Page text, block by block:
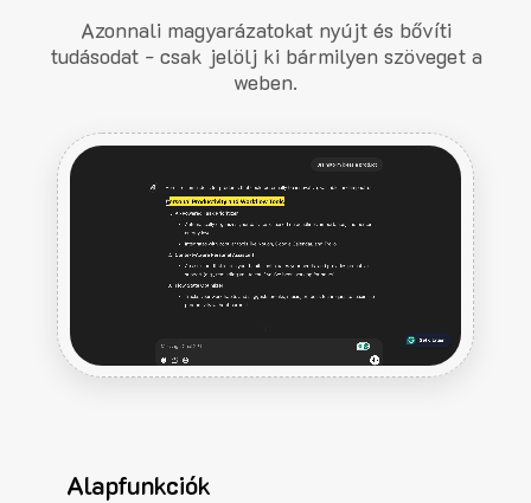
Azonnali magyarázatokat nyújt és bővíti
tudásodat - csak jelölj ki bármilyen szöveget a
weben.
Alapfunkciók